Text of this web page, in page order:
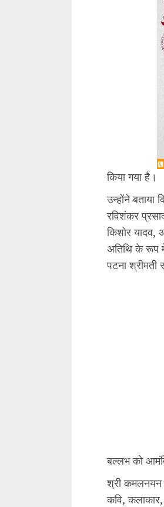
किया गया है।
उन्होंने बताया
रविशंकर
किशोर यादव,
अतिथि के रूप में
पटना श्रीमती
बल्लभ को
श्री कमलनयन
कवि,